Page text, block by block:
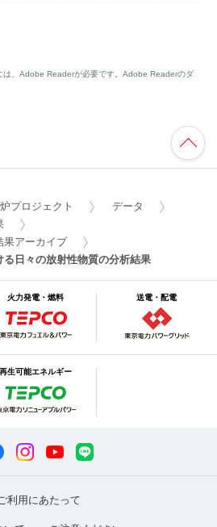
は、Adobe Readerが必要です。Adobe Readerのダ
プロジェクト
データ
果アーカイブ
日々の放射性物質の分析結果
火力発電・燃料 送電・配電
再生可能エネルギー
利用にあたって